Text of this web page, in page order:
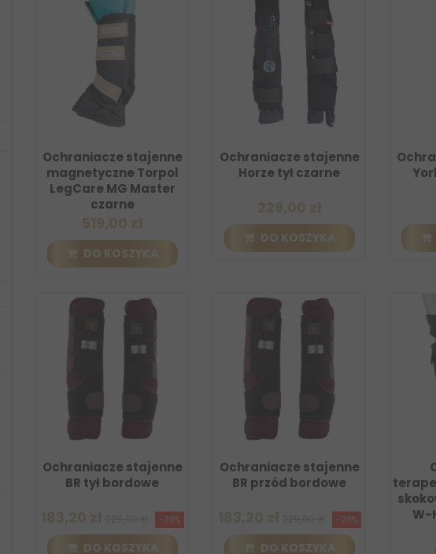
Ochraniacze stajenne
magnetyczne Torpol
LegCare MG Master
czarne
DO KOSZYKA
Ochraniacze stajenne
Horze tył czarne
DO KOSZYKA
Ochraniacze stajenne
BR tył bordowe
-20%
DO KOSZYKA
Ochraniacze stajenne
BR przód bordowe
-20%
DO KOSZYKA
W-